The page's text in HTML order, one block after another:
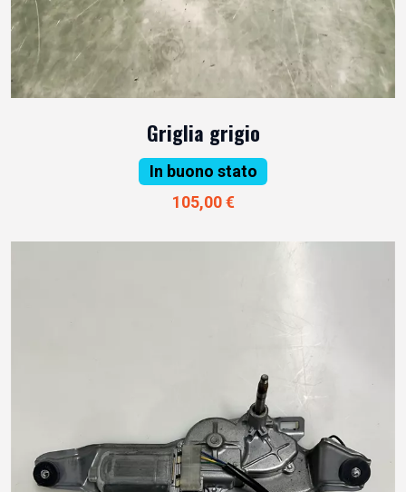
Griglia grigio
In buono stato
105,00 €